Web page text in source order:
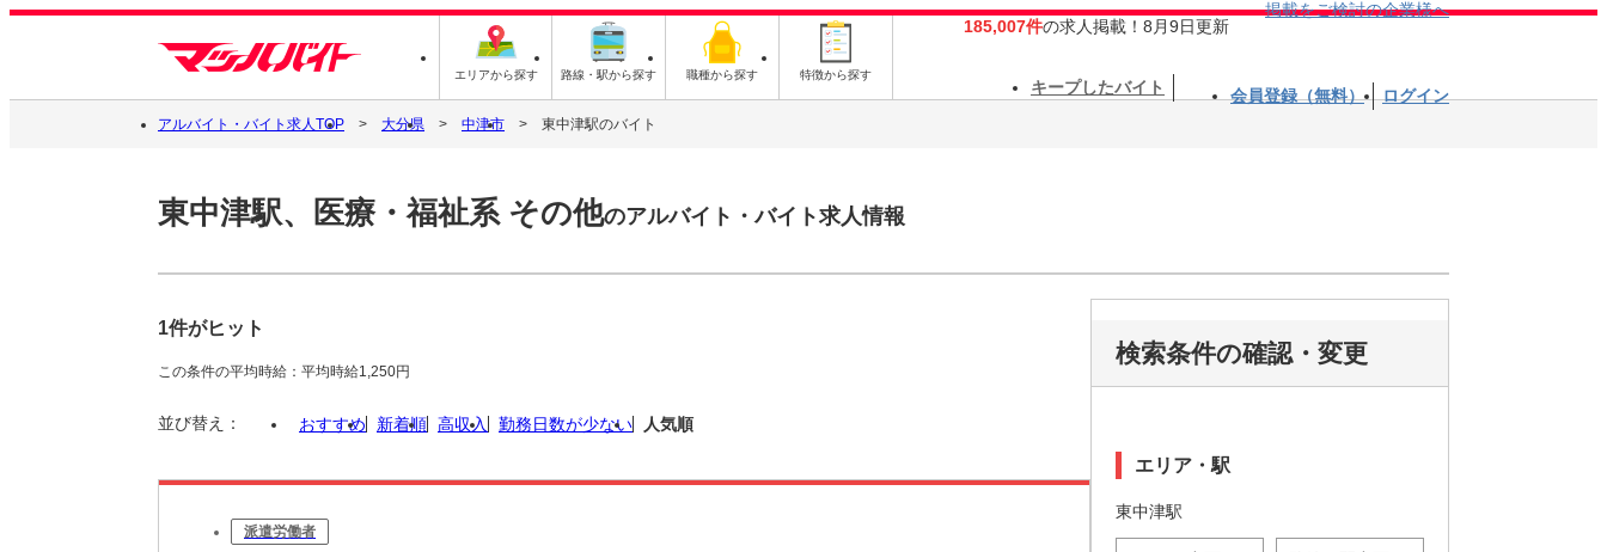
エリアから探す 路線・駅から探す 職種から探す 特徴から探す
185,007件の求人掲載！8月9日更新
掲載をご検討の企業様へ
キープしたバイト 会員登録（無料） ログイン
アルバイト・バイト求人TOP 大分県 中津市 東中津駅のバイト
東中津駅、医療・福祉系 その他のアルバイト・バイト求人情報
1件がヒット
この条件の平均時給：平均時給1,250円
並び替え： おすすめ 新着順 高収入 勤務日数が少ない 人気順
派遣労働者
検索条件の確認・変更
エリア・駅
東中津駅